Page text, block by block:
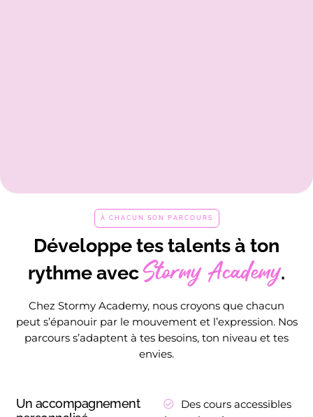
À CHACUN SON PARCOURS
Développe tes talents à ton
rythme avecStormy Academy.
Chez Stormy Academy, nous croyons que chacun
peut s’épanouir par le mouvement et l’expression. Nos
parcours s’adaptent à tes besoins, ton niveau et tes
envies.
Un accompagnement
Des cours accessibles